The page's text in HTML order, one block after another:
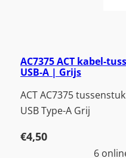
AC7375 ACT kabel-
USB-A | Grijs
ACT AC7375
USB Type-A Grij
€4,50
6